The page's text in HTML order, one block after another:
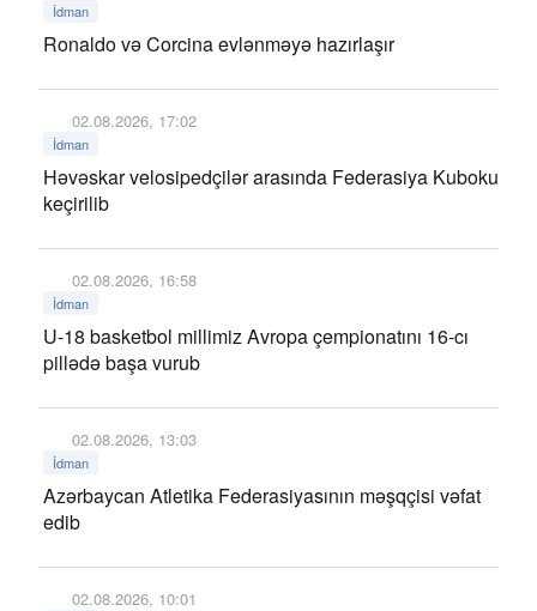
İdman
Ronaldo və Corcina evlənməyə hazırlaşır
02.08.2026, 17:02
İdman
Həvəskar velosipedçilər arasında Federasiya Kuboku
keçirilib
02.08.2026, 16:58
İdman
U-18 basketbol millimiz Avropa çempionatını 16-cı
pillədə başa vurub
02.08.2026, 13:03
İdman
Azərbaycan Atletika Federasiyasının məşqçisi vəfat
edib
02.08.2026, 10:01